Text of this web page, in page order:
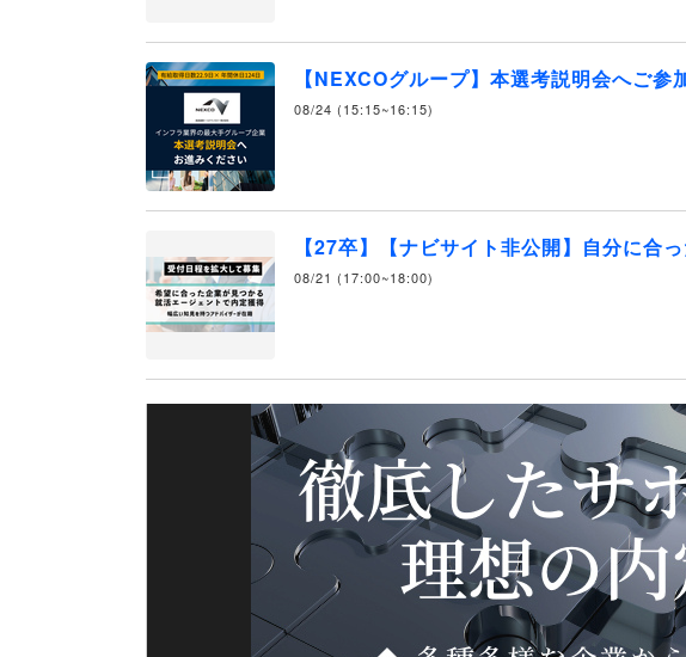
【NEXCOグループ】本選考説明会へご参
08/24 (15:15~16:15)
【27卒】【ナビサイト非公開】自分に合
08/21 (17:00~18:00)